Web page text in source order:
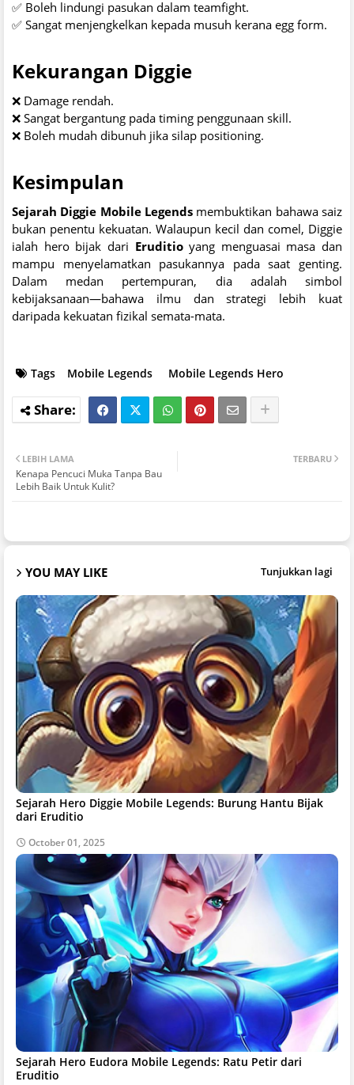
✅ Boleh lindungi pasukan dalam teamfight.
✅ Sangat menjengkelkan kepada musuh kerana egg form.
Kekurangan Diggie
❌ Damage rendah.
❌ Sangat bergantung pada timing penggunaan skill.
❌ Boleh mudah dibunuh jika silap positioning.
Kesimpulan
Sejarah Diggie Mobile Legends membuktikan bahawa saiz
bukan penentu kekuatan. Walaupun kecil dan comel, Diggie
ialah hero bijak dari Eruditioyang menguasai masa dan
mampu menyelamatkan pasukannya pada saat genting.
Dalam medan pertempuran, dia adalah simbol
kebijaksanaan—bahawa ilmu dan strategi lebih kuat
daripada kekuatan fizikal semata-mata.
Tags Mobile Legends Mobile Legends Hero
TERBARU
LEBIH LAMA
Kenapa Pencuci Muka Tanpa Bau
Lebih Baik Untuk Kulit?
YOU MAY LIKE Tunjukkan lagi
Sejarah Hero Diggie Mobile Legends: Burung Hantu Bijak
dari Eruditio
October 01, 2025
Sejarah Hero Eudora Mobile Legends: Ratu Petir dari
Eruditio